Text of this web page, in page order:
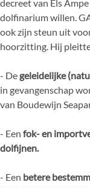
decreet van Els
dolfinarium willen.
ook zijn steun uit
hoorzitting. Hij
- De geleidelijke
in gevangenschap
van Boudewijn
- Een fok- en
dolfijnen.
- Een betere